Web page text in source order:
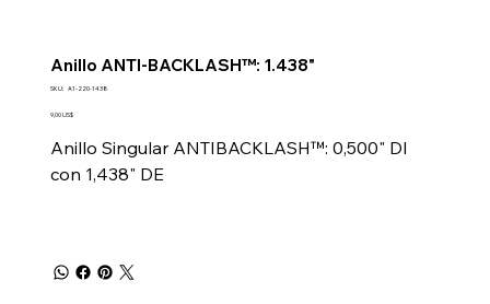
Anillo ANTI-BACKLASH™: 1.438"
SKU: SKU
220-
A1-220-1438
Precio
9,00 US$
Anillo Singular ANTIBACKLASH™: 0,500" DI
con 1,438" DE